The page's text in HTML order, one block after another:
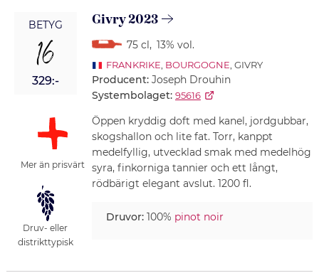
BETYG
16
329:-
Mer än prisvärt
Druv- eller
distrikttypisk
Givry 2023
75 cl, 13% vol.
FRANKRIKE BOURGOGNE , GIVRY
Producent: Joseph Drouhin
Systembolaget: 95616
Öppen kryddig doft med kanel, jordgubbar,
skogshallon och lite fat. Torr, kanppt
medelfyllig, utvecklad smak med medelhög
syra, finkorniga tannier och ett långt,
rödbärigt elegant avslut. 1200 fl.
Druvor:100% pinot noir